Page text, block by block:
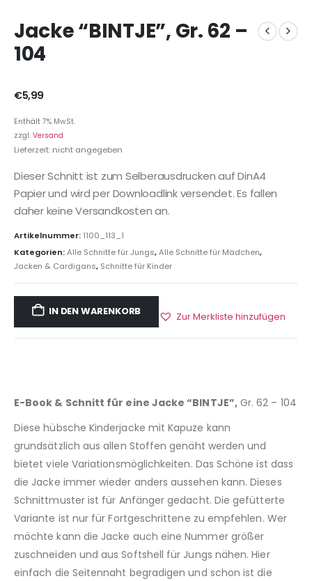
Jacke “BINTJE”, Gr. 62 –
104
€5,99
Enthält 7% MwSt.
zzgl. Versand
Lieferzeit: nicht angegeben
Dieser Schnitt ist zum Selberausdrucken auf DinA4
Papier und wird per Downloadlink versendet. Es fallen
daher keine Versandkosten an.
Artikelnummer: 1100_113_1
Kategorien:Alle Schnitte für Jungs,Alle Schnitte für Mädchen,
Jacken & Cardigans, Schnitte für Kinder
IN DEN WARENKORB Zur Merkliste hinzufügen
E-Book & Schnitt für eine Jacke “BINTJE”,Gr. 62 – 104
Diese hübsche Kinderjacke mit Kapuze kann
grundsätzlich aus allen Stoffen genäht werden und
bietet viele Variationsmöglichkeiten. Das Schöne ist dass
die Jacke immer wieder anders aussehen kann. Dieses
Schnittmuster ist für Anfänger gedacht. Die gefütterte
Variante ist nur für Fortgeschrittene zu empfehlen. Wer
möchte kann die Jacke auch eine Nummer größer
zuschneiden und aus Softshell für Jungs nähen. Hier
einfach die Seitennaht begradigen und schon ist die